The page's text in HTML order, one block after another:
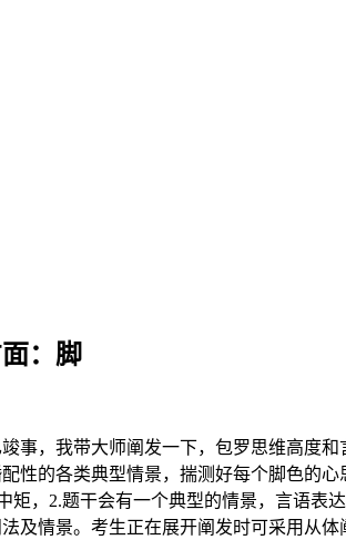
：脚
，我带大师阐发一下，包罗思维高度
性的各类典型情景，揣测好每个脚色的
，2.题干会有一个典型的情景，言语
及情景。考生正在展开阐发时可采用从